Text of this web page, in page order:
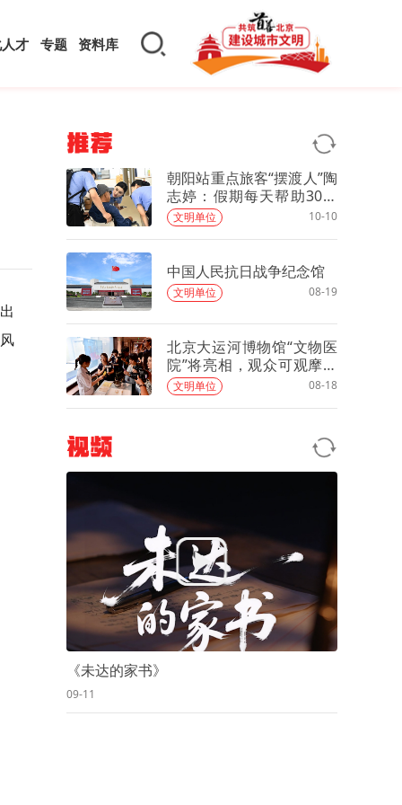
才 专题 资料库
推荐
朝阳站重点旅客“摆渡人”陶
志婷：假期每天帮助30多
组旅客
文明单位 10-10
中国人民抗日战争纪念馆
文明单位 08-19
北京大运河博物馆“文物医
院”将亮相，观众可观摩文
物修复
文明单位 08-18
视频
《未达的家书》
09-11